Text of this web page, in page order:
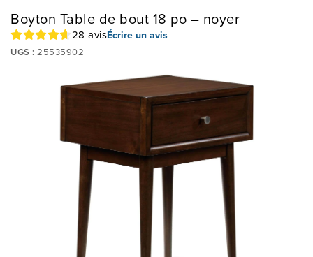
Boyton Table de bout 18 po – noyer
28 avisÉcrire un avis
UGS : 25535902